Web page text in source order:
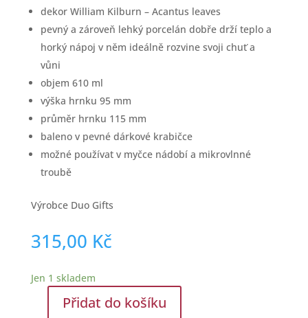
dekor William Kilburn – Acantus leaves
pevný a zároveň lehký porcelán dobře drží teplo a
horký nápoj v něm ideálně rozvine svoji chuť a
vůni
objem 610 ml
výška hrnku 95 mm
průměr hrnku 115 mm
baleno v pevné dárkové krabičce
možné používat v myčce nádobí a mikrovlnné
troubě
Výrobce Duo Gifts
315,00 Kč
Jen 1 skladem
DárkovýPřidat do košíku